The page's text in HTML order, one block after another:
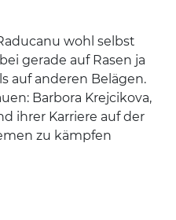
wohl selbst
gerade auf Rasen ja
auf anderen Belägen.
Barbora Krejcikova,
ihrer Karriere auf der
zu kämpfen